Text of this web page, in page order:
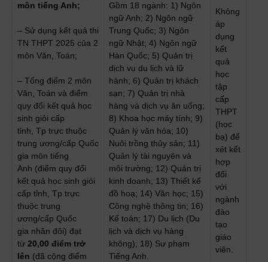
môn tiếng Anh;
– Sử dụng kết quả thi
TN THPT 2025 của 2
môn Văn, Toán;
– Tổng điểm 2 môn
Văn, Toán và điểm
quy đổi kết quả học
sinh giỏi cấp
tỉnh, Tp trực thuộc
trung ương/cấp Quốc
gia môn tiếng
Anh (điểm quy đổi
kết quả học sinh giỏi
cấp tỉnh, Tp trực
thuộc trung
ương/cấp Quốc
gia nhân đôi) đạt
từ 20,00 điểm trở
lên (đã cộng điểm
Gồm 18 ngành: 1) Ngôn
ngữ Anh; 2) Ngôn ngữ
Trung Quốc; 3) Ngôn
ngữ Nhật; 4) Ngôn ngữ
Hàn Quốc; 5) Quản trị
dịch vụ du lịch và lữ
hành; 6) Quản trị khách
sạn; 7) Quản trị nhà
hàng và dịch vụ ăn uống;
8) Khoa học máy tính; 9)
Quản lý văn hóa; 10)
Nuôi trồng thủy sản; 11)
Quản lý tài nguyên và
môi trường; 12) Quản trị
kinh doanh; 13) Thiết kế
đồ hoạ; 14) Văn học; 15)
Công nghệ thông tin; 16)
Kế toán; 17) Du lịch (Du
lịch và dịch vụ hàng
không); 18) Sư phạm
Tiếng Anh.
Không
áp
dụng
kết
quả
học
tập
cấp
THPT
(học
bạ) để
xét kết
hợp
đối
với
ngành
đào
tạo
giáo
viên.